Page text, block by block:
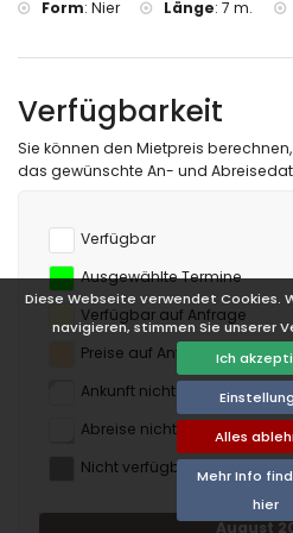
Diese Webseite verwendet Cookies.
navigieren, stimmen Sie unserer
Ich
Alles
Mehr Info
hier
de Jávea und Jávea)
Burg (Portal de la Vila und
Sport
Tennis (innerhalb von 1000
Wandern, Mountainbiking,
Kilometern von der Villa)
Form: Nier Länge:7 m.
Verfügbarkeit
Sie können den Mietpreis
das gewünschte An- und
Verfügbar
Ausgewählte Termine
Verfügbar auf Anfrage
Preise auf Anfrage
Ankunft nicht erlaubt
Abreise nicht erlaubt
Nicht verfügbar
August